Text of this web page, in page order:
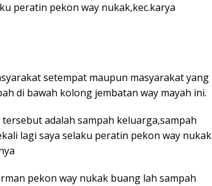
peratin pekon way nukak,kec.karya
setempat maupun masyarakat yang
di bawah kolong jembatan way mayah ini.
adalah sampah keluarga,sampah
lagi saya selaku peratin pekon way nukak
pekon way nukak buang lah sampah